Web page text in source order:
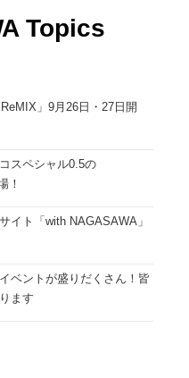
Topics
」9月26日・27日開
スペシャル0.5の
！
イト「with NAGASAWA」
ベントが盛りだくさん！皆
ます